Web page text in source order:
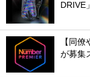
DRIVE
【同
が募集